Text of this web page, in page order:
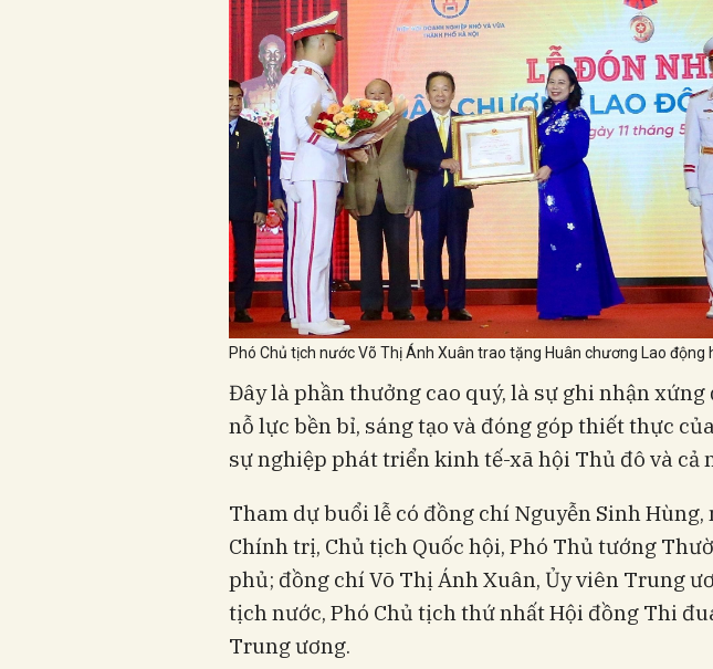
Phó Chủ tịch nước Võ Thị Ánh Xuân trao tặng Huân chương Lao động
Đây là phần thưởng cao quý, là sự ghi nhận
nỗ lực bền bỉ, sáng tạo và đóng góp thiết thực
sự nghiệp phát triển kinh tế-xã hội Thủ đô và cả
Tham dự buổi lễ có đồng chí Nguyễn Sinh Hùng,
Chính trị, Chủ tịch Quốc hội, Phó Thủ tướng
phủ; đồng chí Võ Thị Ánh Xuân, Ủy viên Trung
tịch nước, Phó Chủ tịch thứ nhất Hội đồng Thi
Trung ương.